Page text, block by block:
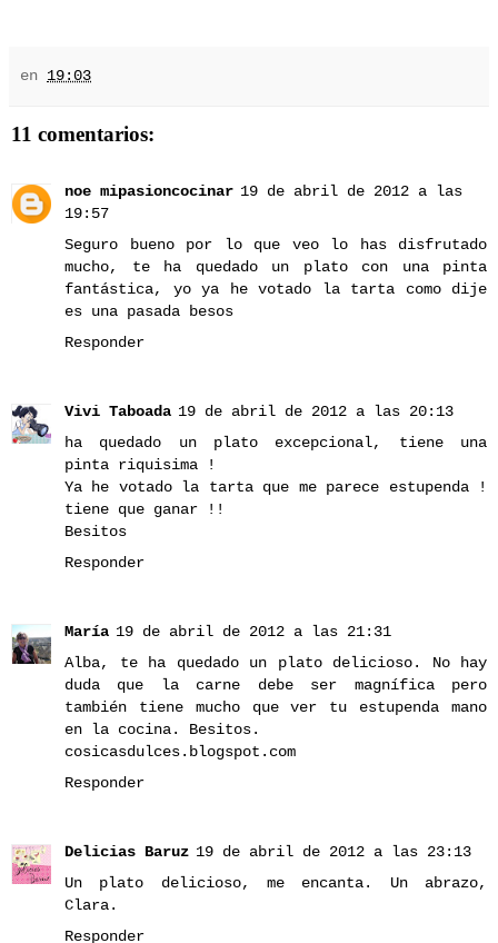
en 19:03
11 comentarios:
noe mipasioncocinar 19 de abril de 2012 a las
19:57
Seguro bueno por lo que veo lo has disfrutado
mucho, te ha quedado un plato con una pinta
fantástica, yo ya he votado la tarta como dije
es una pasada besos
Responder
Vivi Taboada 19 de abril de 2012 a las 20:13
ha quedado un plato excepcional, tiene una
pinta riquisima !
Ya he votado la tarta que me parece estupenda !
tiene que ganar !!
Besitos
Responder
María 19 de abril de 2012 a las 21:31
Alba, te ha quedado un plato delicioso. No hay
duda que la carne debe ser magnífica pero
también tiene mucho que ver tu estupenda mano
en la cocina. Besitos.
cosicasdulces.blogspot.com
Responder
Delicias Baruz 19 de abril de 2012 a las 23:13
Un plato delicioso, me encanta. Un abrazo,
Clara.
Responder